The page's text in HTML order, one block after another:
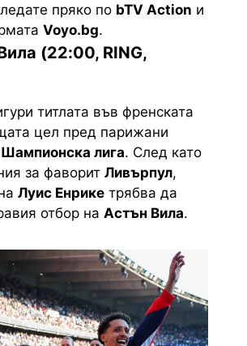
пряко по bTV Action и
Voyo.bg.
(22:00, RING,
титлата във френската
цел пред парижани
Шампионска лига. След като
за фаворит Ливърпул,
Луис Енрике трябва да
отбор на Астън Вила.